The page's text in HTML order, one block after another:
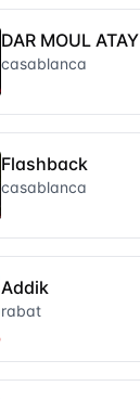
DAR MOUL ATAY
casablanca
Flashback
casablanca
Addik
rabat